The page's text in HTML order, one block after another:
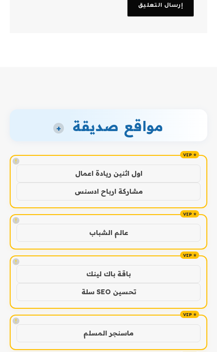
مواقع صديقة +
!
اول اثنين ريادة اعمال
مشاركة ارباح ادسنس
!
عالم الشباب
!
باقة باك لينك
تحسين SEO سلة
!
ماسنجر المسلم